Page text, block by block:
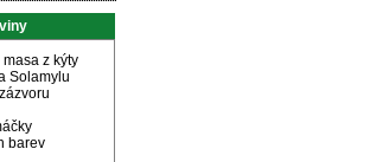
z kýty
Solamylu
barev